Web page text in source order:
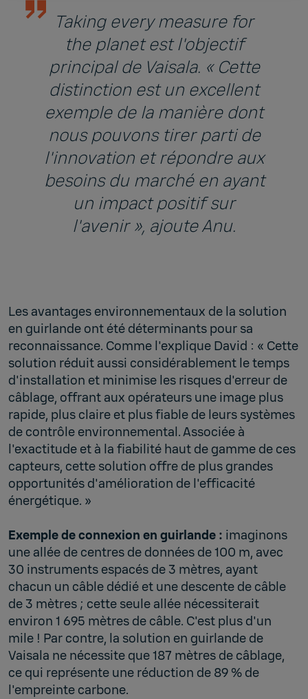
Taking every measure for
the planet est l'objectif
principal de Vaisala. « Cette
distinction est un excellent
exemple de la manière dont
nous pouvons tirer parti de
l'innovation et répondre aux
besoins du marché en ayant
un impact positif sur
l'avenir », ajoute Anu.
Les avantages environnementaux de la solution
en guirlande ont été déterminants pour sa
reconnaissance. Comme l'explique David : « Cette
solution réduit aussi considérablement le temps
d'installation et minimise les risques d'erreur de
câblage, offrant aux opérateurs une image plus
rapide, plus claire et plus fiable de leurs systèmes
de contrôle environnemental. Associée à
l'exactitude et à la fiabilité haut de gamme de ces
capteurs, cette solution offre de plus grandes
opportunités d'amélioration de l'efficacité
énergétique. »
Exemple de connexion en guirlande : imaginons
une allée de centres de données de 100 m, avec
30 instruments espacés de 3 mètres, ayant
chacun un câble dédié et une descente de câble
de 3 mètres ; cette seule allée nécessiterait
environ 1 695 mètres de câble. C'est plus d'un
mile ! Par contre, la solution en guirlande de
Vaisala ne nécessite que 187 mètres de câblage,
ce qui représente une réduction de 89 % de
l'empreinte carbone.